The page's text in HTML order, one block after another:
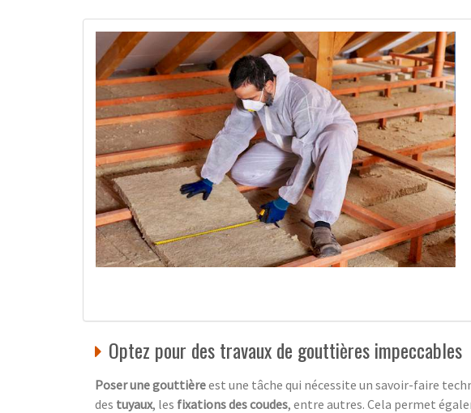
Optez pour des travaux de gouttières impeccables
Poser une gouttièreest une tâche qui nécessite un savoir-faire
des tuyaux, les fixations des coudes, entre autres. Cela permet